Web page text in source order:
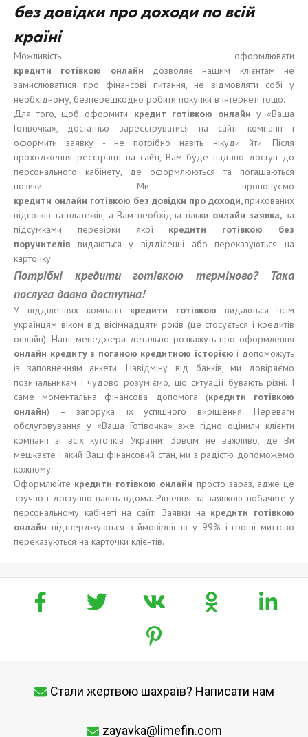
без довідки про доходи по всій
країні
Можливість оформлювати
кредити готівкою онлайн дозволяє нашим клієнтам не
замислюватися про фінансові питання, не відмовляти собі у
необхідному, безперешкодно робити покупки в інтернеті тощо.
Для того, щоб оформити кредит готівкою онлайн у «Ваша
Готівочка», достатньо зареєструватися на сайті компанії і
оформити заявку - не потрібно навіть нікуди йти. Після
проходження реєстрації на сайті, Вам буде надано доступ до
персонального кабінету, де оформлюються та погашаються
позики. Ми пропонуємо
кредити онлайн готівкою без довідки про доходи, прихованих
відсотків та платежів, а Вам необхідна тільки онлайн заявка,за
підсумками перевірки якої кредити готівкою без
поручителів видаються у відділенні або переказуються на
карточку.
Потрібні кредити готівкою терміново? Така
послуга давно доступна!
У відділеннях компанії кредити готівкою видаються всім
українцям віком від вісімнадцяти років (це стосується і кредитів
онлайн). Наші менеджери детально розкажуть про оформлення
онлайн кредиту з поганою кредитною історією і допоможуть
із заповненням анкети. Навідміну від банків, ми довіряємо
позичальникам і чудово розуміємо, що ситуації бувають різні. І
саме моментальна фінансова допомога (кредити
готівкою
онлайн) – запорука їх успішного вирішення. Переваги
обслуговування у «Ваша Готівочка» вже гідно оцінили клієнти
компанії зі всіх куточків України! Зовсім не важливо, де Ви
мешкаєте і який Ваш фінансовий стан, ми з радістю допоможемо
кожному.
Оформлюйте кредити готівкою онлайн просто зараз, адже це
зручно і доступно навіть вдома. Рішення за заявкою побачите у
персональному кабінеті на сайті. Заявки на кредити готівкою
онлайн підтверджуються з ймовірністю у 99% і гроші миттєво
переказуються на карточки клієнтів.
Стали жертвою шахраїв? Написати нам
zayavka@limefin.com